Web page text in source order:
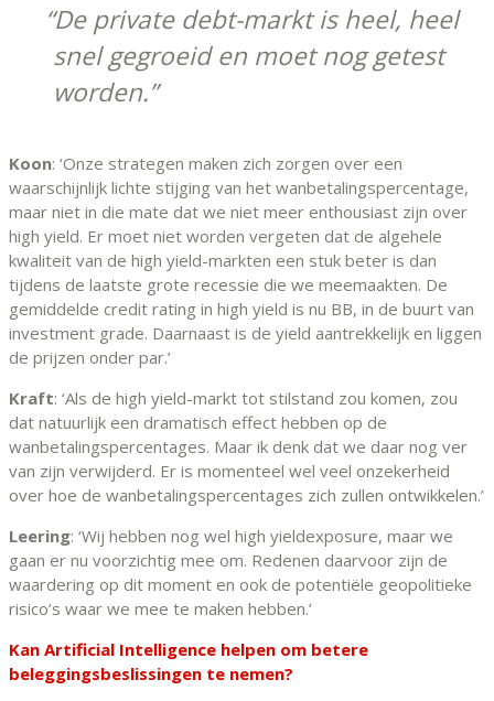
De private debt-markt is heel, heel
snel gegroeid en moet nog getest
worden.
Koon: ‘Onze strategen maken zich zorgen over een
waarschijnlijk lichte stijging van het wanbetalingspercentage,
maar niet in die mate dat we niet meer enthousiast zijn over
high yield. Er moet niet worden vergeten dat de algehele
kwaliteit van de high yield-markten een stuk beter is dan
tijdens de laatste grote recessie die we meemaakten. De
gemiddelde credit rating in high yield is nu BB, in de buurt van
investment grade. Daarnaast is de yield aantrekkelijk en liggen
de prijzen onder par.’
Kraft: ‘Als de high yield-markt tot stilstand zou komen, zou
dat natuurlijk een dramatisch effect hebben op de
wanbetalingspercentages. Maar ik denk dat we daar nog ver
van zijn verwijderd. Er is momenteel wel veel onzekerheid
over hoe de wanbetalingspercentages zich zullen ontwikkelen.’
Leering: ‘Wij hebben nog wel high yieldexposure, maar we
gaan er nu voorzichtig mee om. Redenen daarvoor zijn de
waardering op dit moment en ook de potentiële geopolitieke
risico’s waar we mee te maken hebben.’
Kan Artificial Intelligence helpen om betere
beleggingsbeslissingen te nemen?